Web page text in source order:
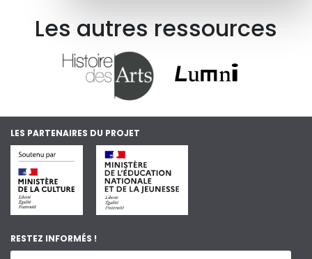
Les autres ressources
LES PARTENAIRES DU PROJET
RESTEZ INFORMÉS !